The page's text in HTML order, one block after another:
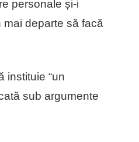
personale și-i
departe să facă
instituie “un
sub argumente